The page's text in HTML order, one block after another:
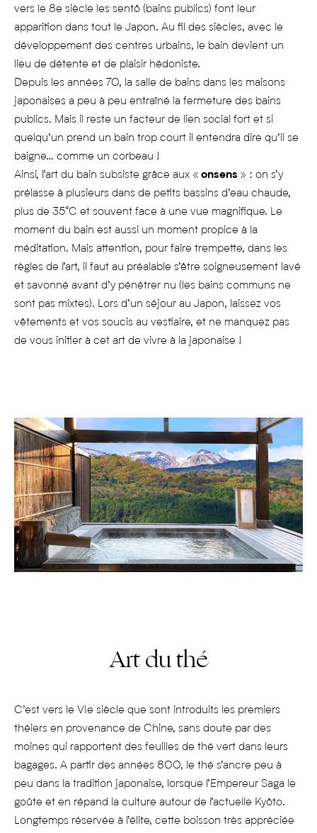
vers le 8e siècle les sentô (bains publics) font leur
apparition dans tout le Japon. Au fil des siècles, avec le
développement des centres urbains, le bain devient un
lieu de détente et de plaisir hédoniste.
Depuis les années 70, la salle de bains dans les maisons
japonaises a peu à peu entraîné la fermeture des bains
publics. Mais il reste un facteur de lien social fort et si
quelqu’un prend un bain trop court il entendra dire qu’il se
baigne… comme un corbeau !
Ainsi, l’art du bain subsiste grâce aux « onsens » : on s’y
prélasse à plusieurs dans de petits bassins d’eau chaude,
plus de 35°C et souvent face à une vue magnifique. Le
moment du bain est aussi un moment propice à la
méditation. Mais attention, pour faire trempette, dans les
règles de l’art, il faut au préalable s’être soigneusement lavé
et savonné avant d’y pénétrer nu (les bains communs ne
sont pas mixtes). Lors d’un séjour au Japon, laissez vos
vêtements et vos soucis au vestiaire, et ne manquez pas
de vous initier à cet art de vivre à la japonaise !
Art du thé
C’est vers le VIe siècle que sont introduits les premiers
théiers en provenance de Chine, sans doute par des
moines qui rapportent des feuilles de thé vert dans leurs
bagages. A partir des années 800, le thé s’ancre peu à
peu dans la tradition japonaise, lorsque l’Empereur Saga le
goûte et en répand la culture autour de l’actuelle Kyôto.
Longtemps réservée à l’élite, cette boisson très appréciée